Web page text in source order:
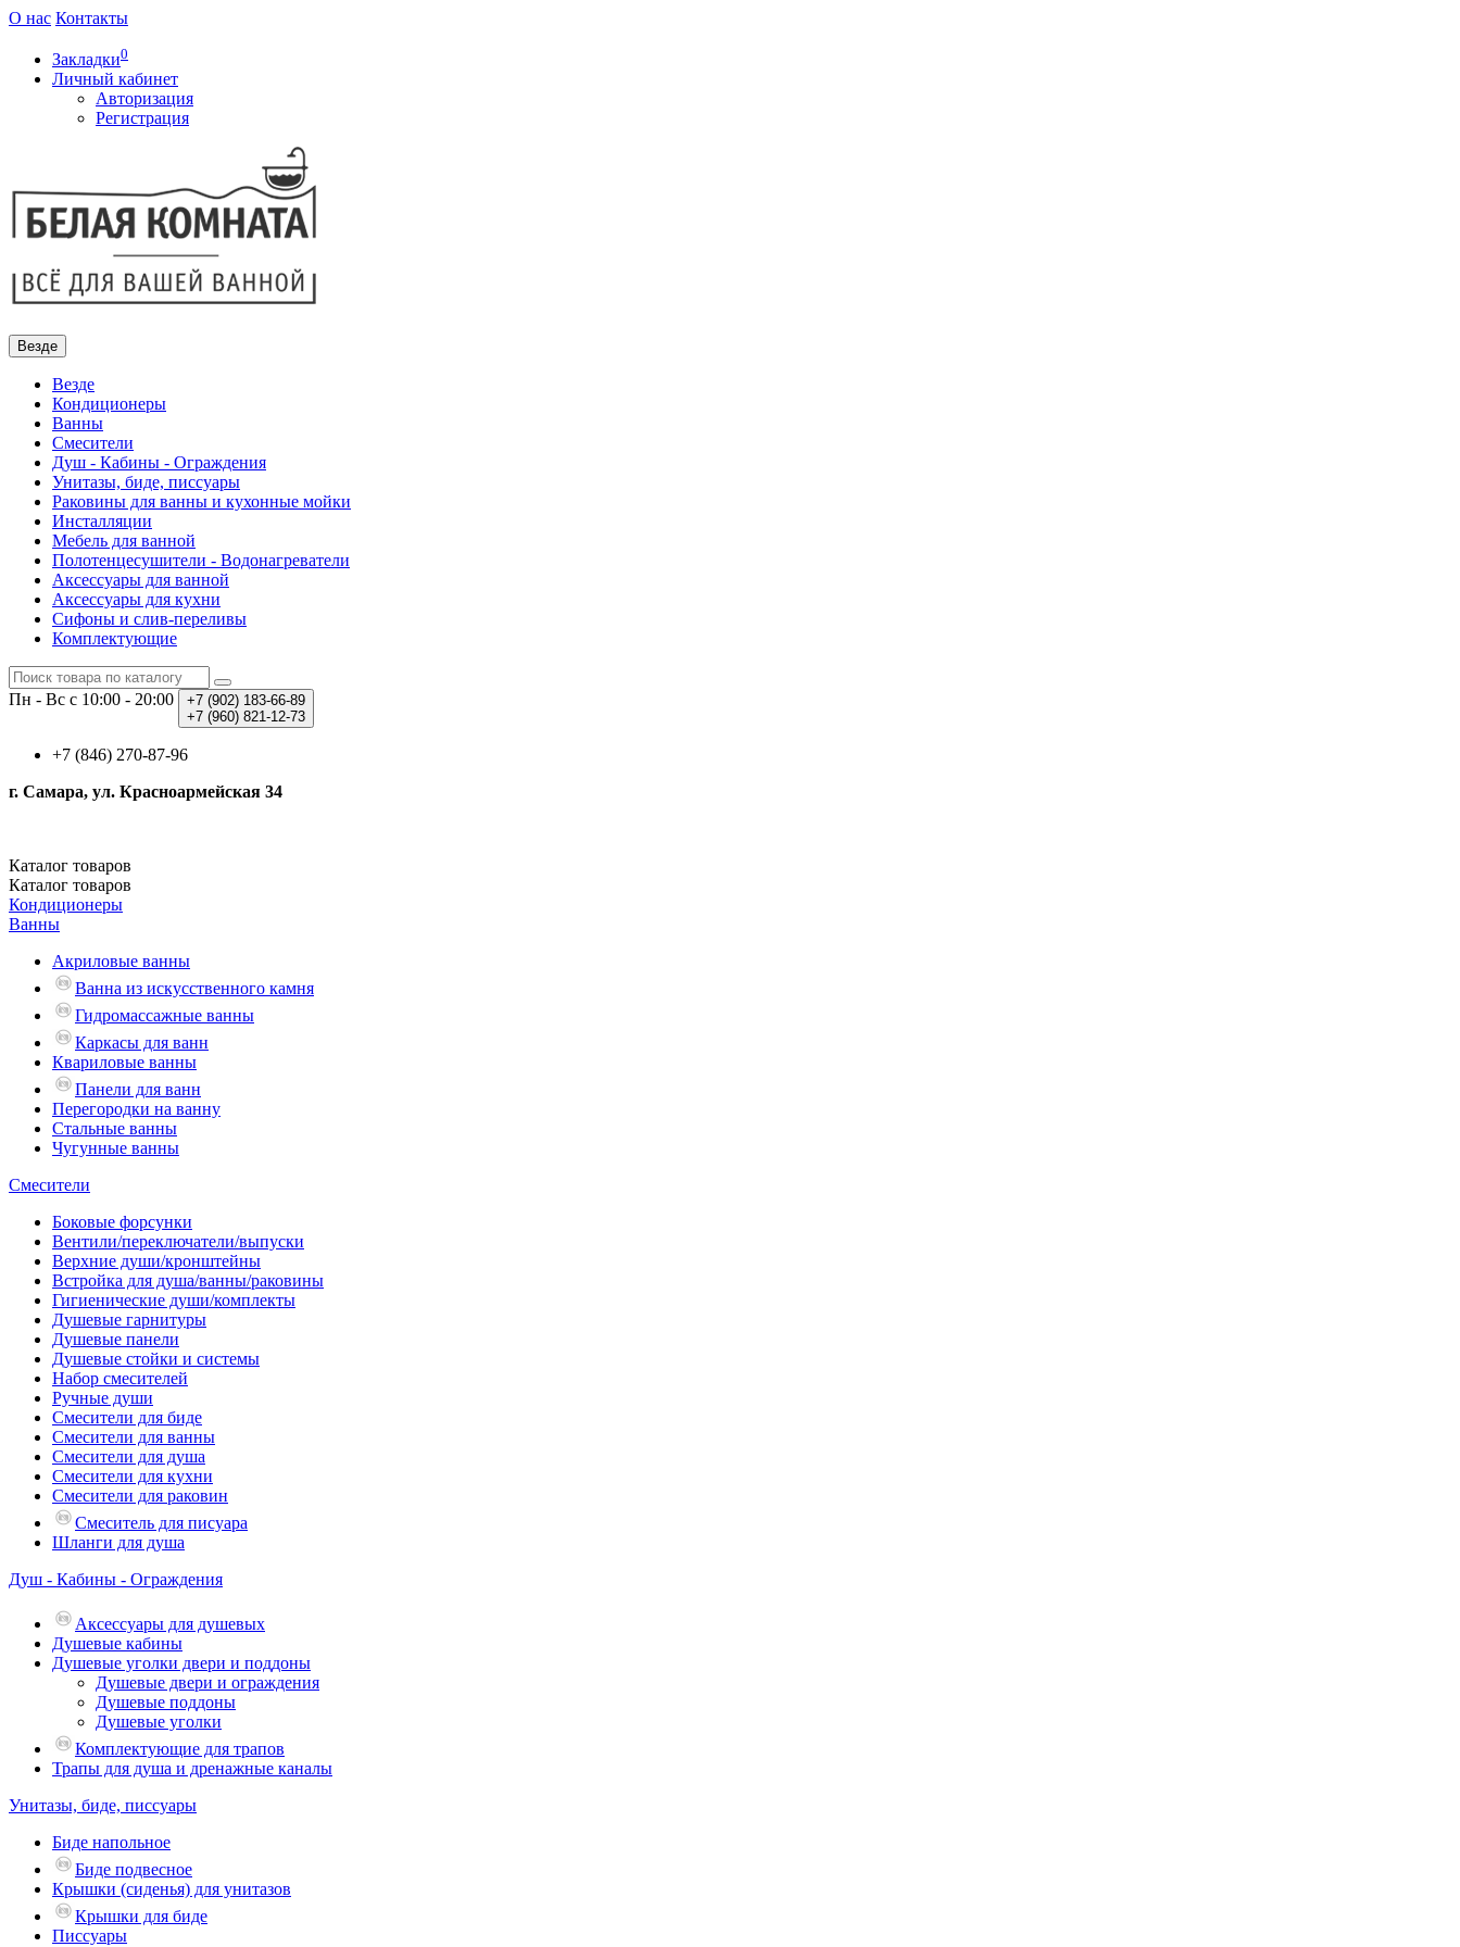
О нас Контакты
Закладки0
Личный кабинет
Авторизация
Регистрация
Везде
Везде
Кондиционеры
Ванны
Смесители
Душ - Кабины - Ограждения
Унитазы, биде, писсуары
Раковины для ванны и кухонные мойки
Инсталляции
Мебель для ванной
Полотенцесушители - Водонагреватели
Аксессуары для ванной
Аксессуары для кухни
Сифоны и слив-переливы
Комплектующие
Пн - Вс с 10:00 - 20:00 +7 (902) 183-66-89
+7 (960) 821-12-73
+7 (846) 270-87-96
г. Самара, ул. Красноармейская 34
Каталог товаров
Каталог товаров
Кондиционеры
Ванны
Акриловые ванны
Ванна из искусственного камня
Гидромассажные ванны
Каркасы для ванн
Квариловые ванны
Панели для ванн
Перегородки на ванну
Стальные ванны
Чугунные ванны
Смесители
Боковые форсунки
Вентили/переключатели/выпуски
Верхние души/кронштейны
Встройка для душа/ванны/раковины
Гигиенические души/комплекты
Душевые гарнитуры
Душевые панели
Душевые стойки и системы
Набор смесителей
Ручные души
Смесители для биде
Смесители для ванны
Смесители для душа
Смесители для кухни
Смесители для раковин
Смеситель для писуара
Шланги для душа
Душ - Кабины - Ограждения
Аксессуары для душевых
Душевые кабины
Душевые уголки двери и поддоны
Душевые двери и ограждения
Душевые поддоны
Душевые уголки
Комплектующие для трапов
Трапы для душа и дренажные каналы
Унитазы, биде, писсуары
Биде напольное
Биде подвесное
Крышки (сиденья) для унитазов
Крышки для биде
Писсуары